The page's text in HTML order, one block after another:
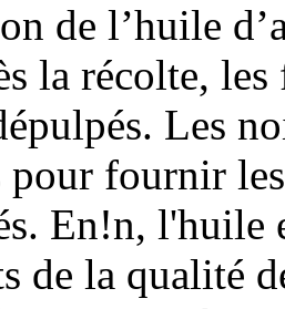
de l’huile
la récolte,
Les
pour fournir
En!n, l'huile
de la qualité